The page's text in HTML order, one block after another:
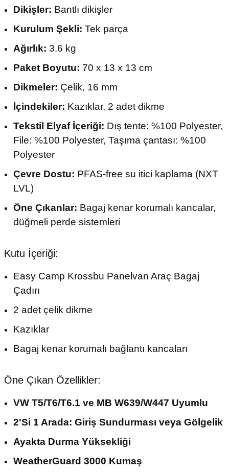
Dikişler: Bantlı dikişler
Kurulum Şekli: Tek parça
Ağırlık: 3.6 kg
Paket Boyutu: 70 x 13 x 13 cm
Dikmeler: Çelik, 16 mm
İçindekiler: Kazıklar, 2 adet dikme
Tekstil Elyaf İçeriği: Dış tente: %100 Polyester,
File: %100 Polyester, Taşıma çantası: %100
Polyester
Çevre Dostu: PFAS-free su itici kaplama (NXT
LVL)
Öne Çıkanlar: Bagaj kenar korumalı kancalar,
düğmeli perde sistemleri
Kutu İçeriği:
Easy Camp Krossbu Panelvan Araç Bagaj
Çadırı
2 adet çelik dikme
Kazıklar
Bagaj kenar korumalı bağlantı kancaları
Öne Çıkan Özellikler:
VW T5/T6/T6.1 ve MB W639/W447 Uyumlu
2'Si 1 Arada: Giriş Sundurması veya Gölgelik
Ayakta Durma Yüksekliği
WeatherGuard 3000 Kumaş